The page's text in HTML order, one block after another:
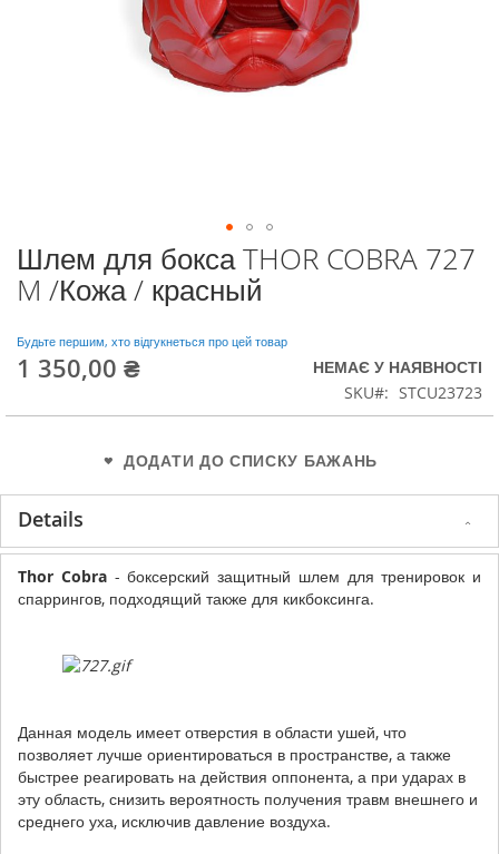
Перейти
до
початку
зображень
Шлем для бокса THOR COBRA 727
M /Кожа / красный
Будьте першим, хто відгукнеться про цей товар
1 350,00 ₴
НЕМАЄ У НАЯВНОСТІ
SKU
STCU23723
ДОДАТИ ДО СПИСКУ БАЖАНЬ
Details
Thor Cobra- боксерский защитный шлем для тренировок и
спаррингов, подходящий также для кикбоксинга.
Данная модель имеет отверстия в области ушей, что
позволяет лучше ориентироваться в пространстве, а также
быстрее реагировать на действия оппонента, а при ударах в
эту область, снизить вероятность получения травм внешнего и
среднего уха, исключив давление воздуха.